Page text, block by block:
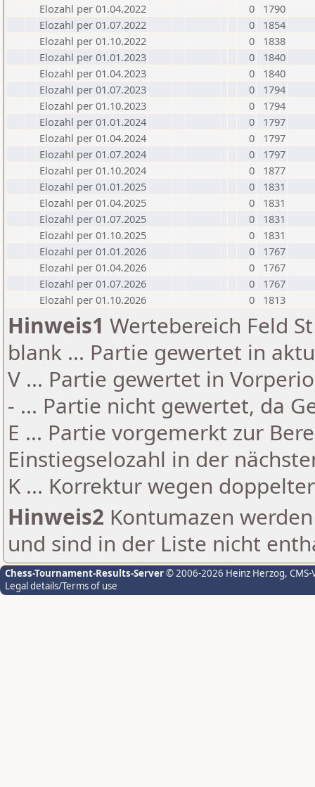
Elozahl per 01.04.2022
0
1790
Elozahl per 01.07.2022
0
1854
Elozahl per 01.10.2022
0
1838
Elozahl per 01.01.2023
0
1840
Elozahl per 01.04.2023
0
1840
Elozahl per 01.07.2023
0
1794
Elozahl per 01.10.2023
0
1794
Elozahl per 01.01.2024
0
1797
Elozahl per 01.04.2024
0
1797
Elozahl per 01.07.2024
0
1797
Elozahl per 01.10.2024
0
1877
Elozahl per 01.01.2025
0
1831
Elozahl per 01.04.2025
0
1831
Elozahl per 01.07.2025
0
1831
Elozahl per 01.10.2025
0
1831
Elozahl per 01.01.2026
0
1767
Elozahl per 01.04.2026
0
1767
Elozahl per 01.07.2026
0
1767
Elozahl per 01.10.2026
0 1813
Hinweis1 Wertebereich Feld
blank ... Partie gewertet in
V ... Partie gewertet in
- ... Partie nicht gewertet, da
E ... Partie vorgemerkt zur
Einstiegselozahl in der
K ... Korrektur wegen
Hinweis2 Kontumazen
und sind in der Liste nicht
Chess-Tournament-Results-Server© 2006-2026 Heinz Herzog,
Legal details/Terms of use